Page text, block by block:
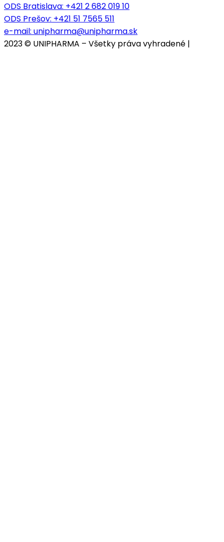
ODS Bratislava: +421 2 682 019 10
ODS Prešov: +421 51 7565 511
e-mail: unipharma@unipharma.sk
2023 © UNIPHARMA – Všetky práva vyhradené |